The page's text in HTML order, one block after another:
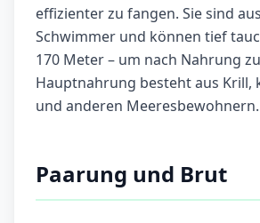
effizienter zu fangen. Sie sind
Schwimmer und können tief
170 Meter – um nach Nahrung
Hauptnahrung besteht aus Krill,
und anderen Meeresbewohnern.
Paarung und Brut